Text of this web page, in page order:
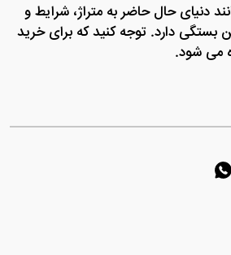
دنیای حال حاضر به متراژ، شرایط و
بستگی دارد. توجه کنید که برای خرید